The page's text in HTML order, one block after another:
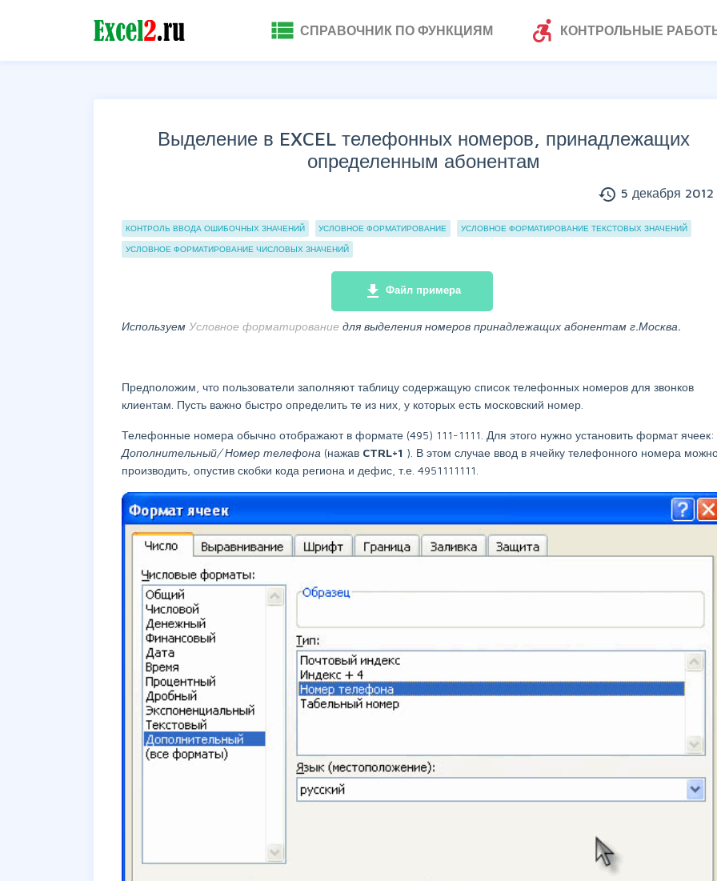
view_list СПРАВОЧНИК ПО ФУНКЦИЯМ accessible_forward КОНТРОЛЬНЫЕ
Выделение в EXCEL телефонных номеров, принадлежащих
определенным абонентам
history 5 декабря 2012
Группы статей
КОНТРОЛЬ ВВОДА ОШИБОЧНЫХ ЗНАЧЕНИЙ УСЛОВНОЕ ФОРМАТИРОВАНИЕ УСЛОВНОЕ ФОРМАТИРОВАНИЕ ТЕКСТОВЫХ ЗНАЧЕНИЙ
УСЛОВНОЕ ФОРМАТИРОВАНИЕ ЧИСЛОВЫХ ЗНАЧЕНИЙ
file_download Файл примера
Используем Условное форматирование для выделения номеров принадлежащих абонентам г.Москва.
Предположим, что пользователи заполняют таблицу содержащую список телефонных номеров для звонков
клиентам. Пусть важно быстро определить те из них, у которых есть московский номер.
Телефонные номера обычно отображают в формате (495) 111-1111. Для этого нужно установить формат ячеек:
Дополнительный/ Номер телефона (нажав CTRL+1 ). В этом случае ввод в ячейку телефонного номера
производить, опустив скобки кода региона и дефис, т.е. 4951111111.